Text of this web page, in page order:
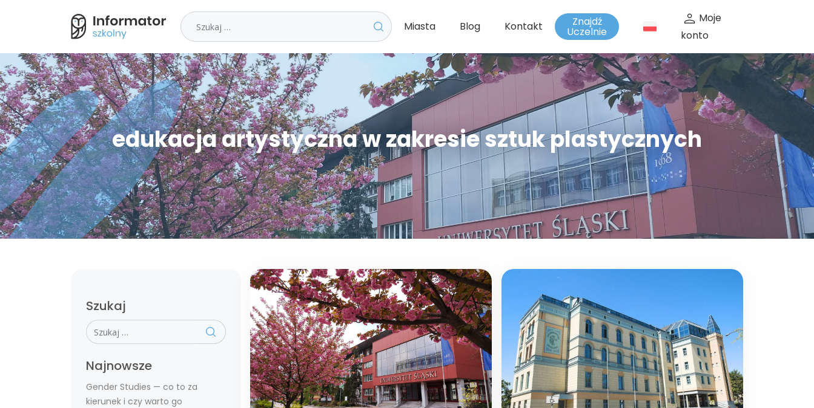
Szukaj
Miasta Blog Kontakt Znajdź
Uczelnie
Moje
konto
edukacja artystyczna w zakresie sztuk plastycznych
Szukaj
Szukaj
Najnowsze
Gender Studies — co to za
kierunek i czy warto go